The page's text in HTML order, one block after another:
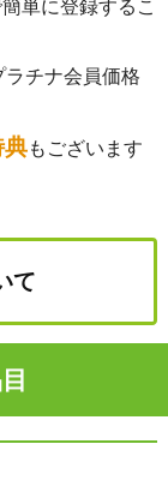
単に登録するこ
チナ会員価格
典もございます
て